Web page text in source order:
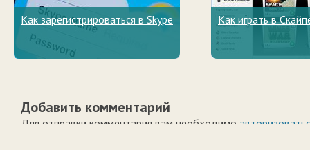
Как зарегистрироваться в Skype Как играть в
Добавить комментарий
Для отправки комментария вам необходимо